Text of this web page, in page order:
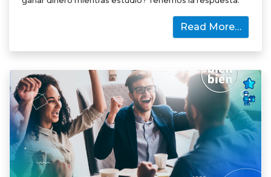
Read More…